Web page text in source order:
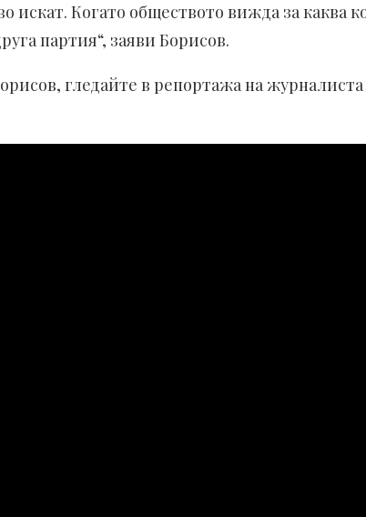
искат. Когато обществото вижда за каква
партия“, заяви Борисов.
гледайте в репортажа на